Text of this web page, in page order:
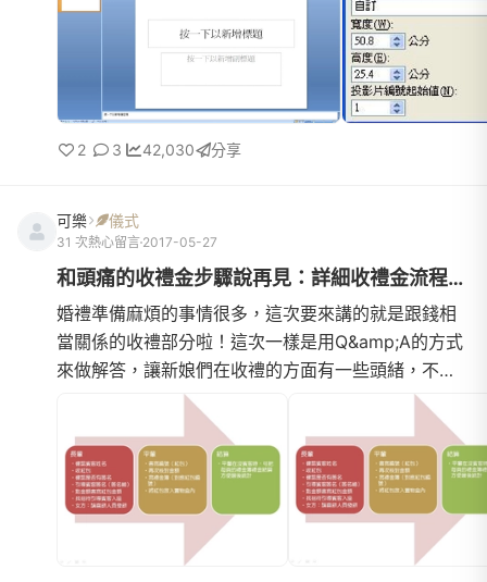
年後拿出來也不會覺得『天啊！這是那個年代的美感
? 』回歸正傳，個人覺得每一家婚紗店，排版就像套
公式一樣～ ?強迫症新娘 ? 堅持自己排排看我選擇相
2 3 42,030 分享
可樂 儀式
31 次熱心留言 2017-05-27
和頭痛的收禮金步驟說再見：詳細收禮金流程圖+電子禮金簿說明
婚禮準備麻煩的事情很多，這次要來講的就是跟錢相
當關係的收禮部分啦！這次一樣是用Q&amp;A的方式
來做解答，讓新娘們在收禮的方面有一些頭緒，不過
一樣這不代表每個人都適用唷！----------------------
------------------------------------------------【前
置作業】Q1.如何選擇收禮金的人員？A:1.其實我覺得
最常忽略掉的一點就是收禮座位的